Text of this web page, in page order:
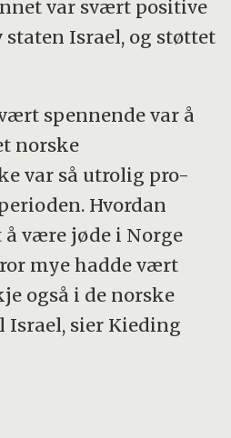
var svært positive
Israel, og støttet
spennende var å
norske
var så utrolig pro-
Hvordan
være jøde i Norge
mye hadde vært
også i de norske
Israel, sier Kieding